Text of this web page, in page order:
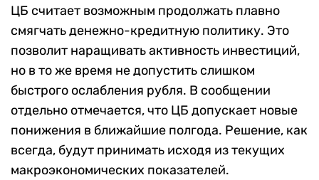
ЦБ считает возможным продолжать плавно
смягчать денежно-кредитную политику. Это
позволит наращивать активность инвестиций,
но в то же время не допустить слишком
быстрого ослабления рубля. В сообщении
отдельно отмечается, что ЦБ допускает новые
понижения в ближайшие полгода. Решение, как
всегда, будут принимать исходя из текущих
макроэкономических показателей.